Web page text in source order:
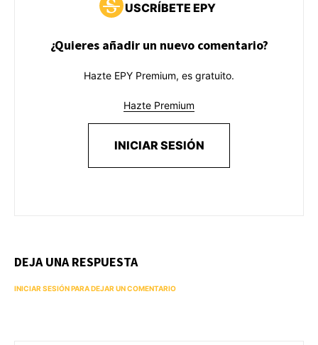
USCRÍBETE EPY
¿Quieres añadir un nuevo comentario?
Hazte EPY Premium, es gratuito.
Hazte Premium
INICIAR SESIÓN
DEJA UNA RESPUESTA
INICIAR SESIÓN PARA DEJAR UN COMENTARIO